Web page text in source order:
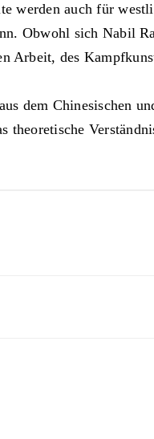
werden auch für
Obwohl sich Nabil
Arbeit, des
dem Chinesischen
theoretische